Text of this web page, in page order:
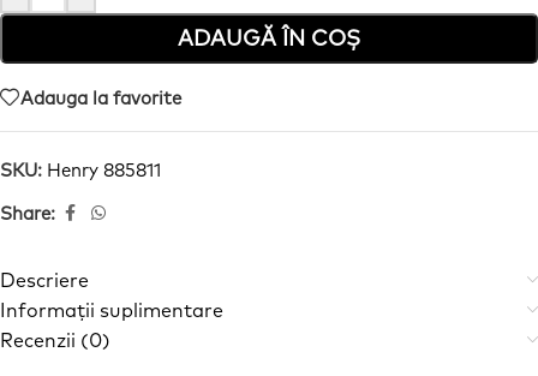
ADAUGĂ ÎN COȘ
Adauga la favorite
SKU: Henry 885811
Share:
Descriere
Informații suplimentare
Recenzii (0)